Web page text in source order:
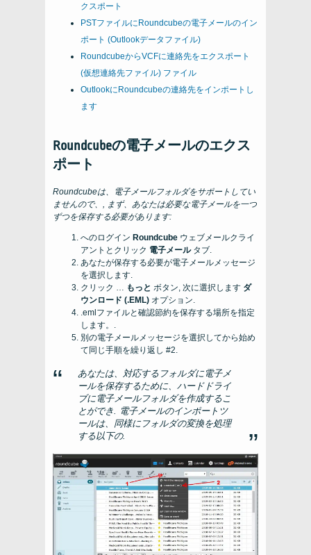
クスポート
PSTファイルにRoundcubeの電子メールのイン
ポート (Outlookデータファイル)
RoundcubeからVCFに連絡先をエクスポート
(仮想連絡先ファイル) ファイル
OutlookにRo​​undcubeの連絡先をインポートし
ます
Roundcubeの電子メールのエクス
ポート
Roundcubeは、電子メールフォルダをサポートしてい
ませんので、, まず、あなたは必要な電子メールを一つ
ずつを保存する必要があります:
へのログイン Roundcube ウェブメールクライ
アントとクリック 電子メールタブ.
あなたが保存する必要が電子メールメッセージ
を選択します.
クリック … もっと ボタン, 次に選択します ダ
ウンロード (.EML) オプション.
.emlファイルと確認節約を保存する場所を指定
します。.
別の電子メールメッセージを選択してから始め
て同じ手順を繰り返し #2.
あなたは、対応するフォルダに電子メ
ールを保存するために、ハードドライ
ブに電子メールフォルダを作成するこ
とができ. 電子メールのインポートツ
ールは、同様にフォルダの変換を処理
する以下の.